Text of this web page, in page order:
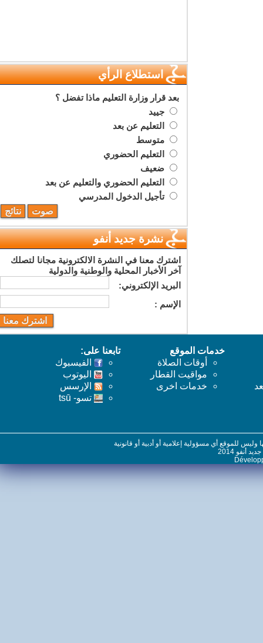
استطلاع الرأي
بعد قرار وزارة التعليم ماذا تفضل ؟
جييد
التعليم عن بعد
متوسط
التعليم الحضوري
ضعيف
التعليم الحضوري والتعليم عن بعد
تأجيل الدخول المدرسي
نشرة جديد أنفو
اشترك معنا في النشرة الالكترونية مجانا لتصلك
آخر الأخبار المحلية والوطنية والدولية
البريد اﻹلكتروني:
اﻹسم :
خدمات الموقع
أوقات الصلاة
مواقيت القطار
خدمات اخرى
تابعنا على:
الفيسبوك
اليوتوب
اﻹرسس
تسو- tsū
للموقع أي مسؤولية إعلامية أو أدبية أو قانونية
2014